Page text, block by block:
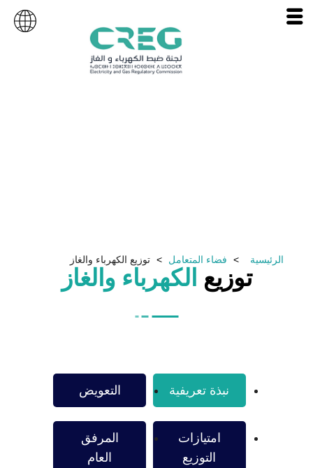
الرئيسية فضاء المتعامل توزيع الكهرباء والغاز
توزيع الكهرباء والغاز
نبذة تعريفية التعويض
امتيازات
التوزيع
المرفق
العام